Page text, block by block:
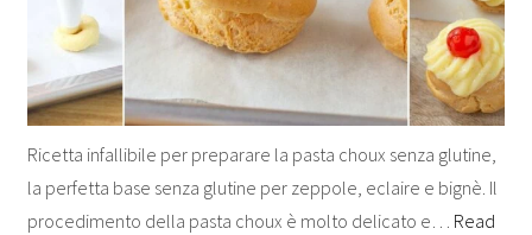
Ricetta infallibile per preparare la pasta choux senza glutine,
la perfetta base senza glutine per zeppole, eclaire e bignè. Il
procedimento della pasta choux è molto delicato e… Read